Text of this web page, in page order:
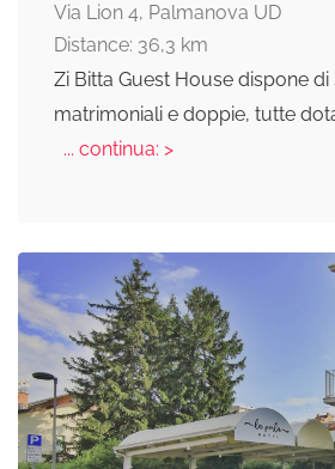
Via Lion 4, Palmanova UD
Distance: 36,3 km
Zi Bitta Guest House dispone
matrimoniali e doppie, tutte
... continua: >